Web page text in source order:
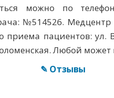
можно по
№514526.
приема пациентов: ул.
Любой может
✎ Отзывы